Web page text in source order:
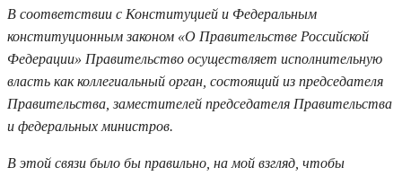
В соответствии с Конституцией и Федеральным
конституционным законом «О Правительстве Российской
Федерации» Правительство осуществляет исполнительную
власть как коллегиальный орган, состоящий из председателя
Правительства, заместителей председателя Правительства
и федеральных министров.
В этой связи было бы правильно, на мой взгляд, чтобы